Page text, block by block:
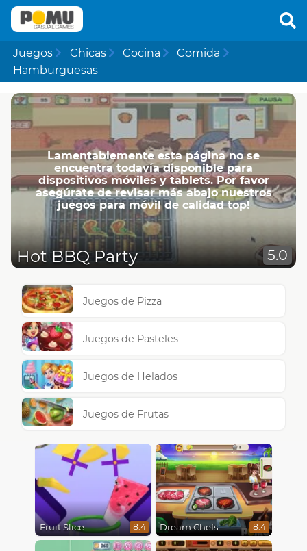
Juegos Chicas Cocina
Comida
Hamburguesas
Lamentablemente esta página no se
encuentra todavía disponible para
dispositivos móviles y tablets. Por favor
asegúrate de revisar más abajo nuestros
juegos para móvil de calidad top!
Hot BBQ Party 5.0
Juegos de Pizza
Juegos de Pasteles
Juegos de Helados
Juegos de Frutas
Fruit Slice 8.4 Dream Chefs 8.4